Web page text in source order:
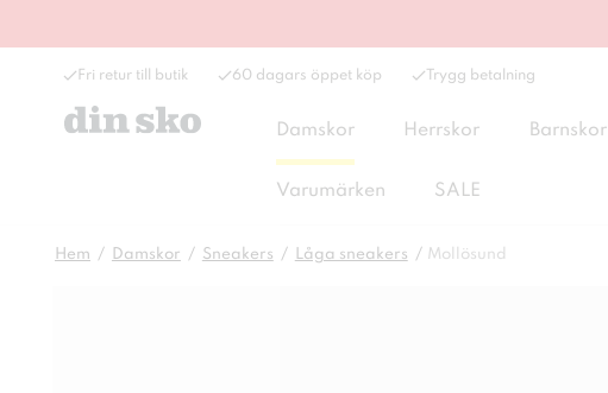
Fri retur till butik 60 dagars öppet köp Trygg betalning
Damskor Herrskor Barnskor
Varumärken SALE
Hem Damskor Sneakers Låga sneakers Mollösund